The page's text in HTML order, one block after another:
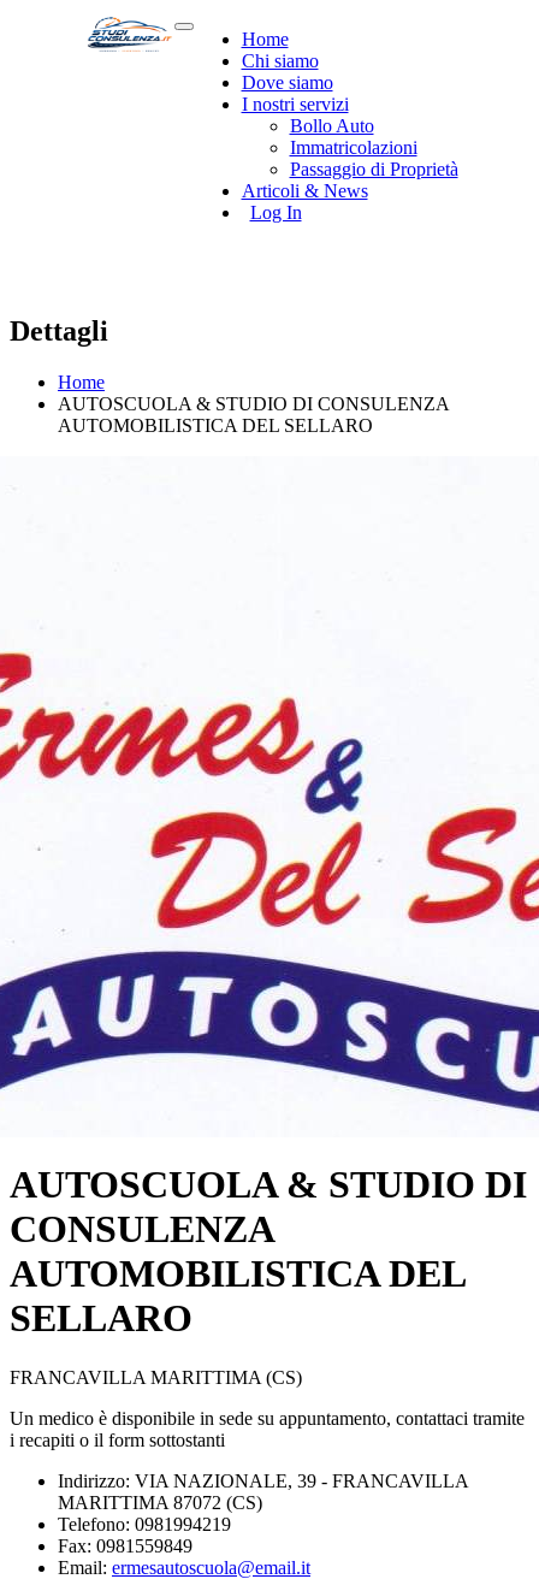
Home
Chi siamo
Dove siamo
I nostri servizi
Bollo Auto
Immatricolazioni
Passaggio di Proprietà
Articoli & News
Log In
Dettagli
Home
AUTOSCUOLA & STUDIO DI CONSULENZA
AUTOMOBILISTICA DEL SELLARO
AUTOSCUOLA & STUDIO DI
CONSULENZA
AUTOMOBILISTICA DEL
SELLARO
FRANCAVILLA MARITTIMA (CS)
Un medico è disponibile in sede su appuntamento, contattaci tramite
i recapiti o il form sottostanti
Indirizzo: VIA NAZIONALE, 39 - FRANCAVILLA
MARITTIMA 87072 (CS)
Telefono: 0981994219
Fax: 0981559849
Email: ermesautoscuola@email.it